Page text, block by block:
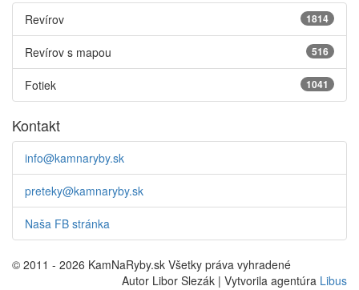
1814
Revírov
516
Revírov s mapou
1041
Fotiek
Kontakt
info@kamnaryby.sk
preteky@kamnaryby.sk
Naša FB stránka
© 2011 - 2026 KamNaRyby.sk Všetky práva vyhradené
Autor Libor Slezák | Vytvorila agentúra Libus